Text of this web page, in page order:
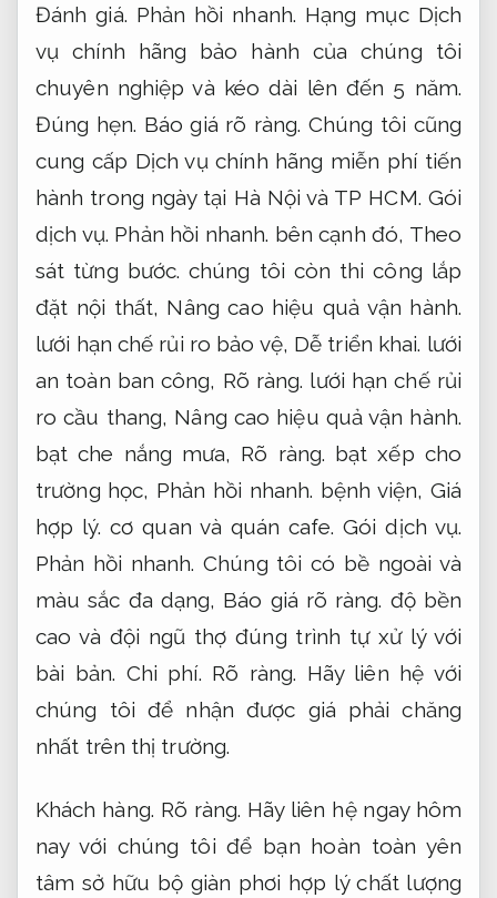
Đánh giá. Phản hồi nhanh. Hạng mục Dịch
vụ chính hãng bảo hành của chúng tôi
chuyên nghiệp và kéo dài lên đến 5 năm.
Đúng hẹn. Báo giá rõ ràng. Chúng tôi cũng
cung cấp Dịch vụ chính hãng miễn phí tiến
hành trong ngày tại Hà Nội và TP HCM. Gói
dịch vụ. Phản hồi nhanh. bên cạnh đó, Theo
sát từng bước. chúng tôi còn thi công lắp
đặt nội thất, Nâng cao hiệu quả vận hành.
lưới hạn chế rủi ro bảo vệ, Dễ triển khai. lưới
an toàn ban công, Rõ ràng. lưới hạn chế rủi
ro cầu thang, Nâng cao hiệu quả vận hành.
bạt che nắng mưa, Rõ ràng. bạt xếp cho
trường học, Phản hồi nhanh. bệnh viện, Giá
hợp lý. cơ quan và quán cafe.Gói dịch vụ.
Phản hồi nhanh. Chúng tôi có bề ngoài và
màu sắc đa dạng, Báo giá rõ ràng. độ bền
cao và đội ngũ thợ đúng trình tự xử lý với
bài bản. Chi phí. Rõ ràng. Hãy liên hệ với
chúng tôi để nhận được giá phải chăng
nhất trên thị trường.
Khách hàng. Rõ ràng. Hãy liên hệ ngay hôm
nay với chúng tôi để bạn hoàn toàn yên
tâm sở hữu bộ giàn phơi hợp lý chất lượng